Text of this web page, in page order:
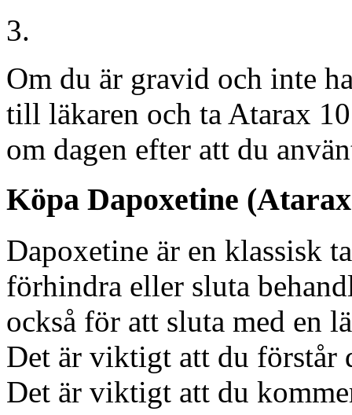
3.
Om du är gravid och inte
till läkaren och ta Atarax
om dagen efter att du
Köpa Dapoxetine
Dapoxetine är en klassisk
förhindra eller sluta
också för att sluta med en
Det är viktigt att du förstår
Det är viktigt att du